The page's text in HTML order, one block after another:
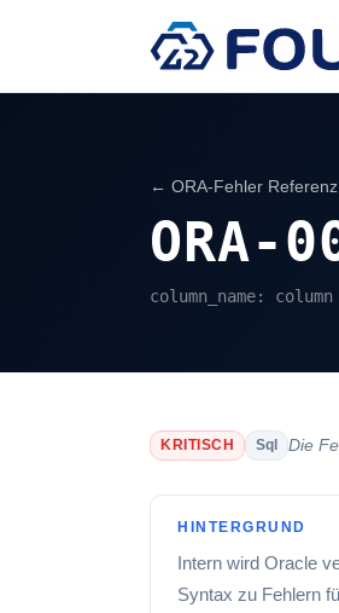
← ORA-Fehler Referenz
ORA-
column_name:
KRITISCH Sql Die
HINTERGRUND
Intern wird Oracle
Syntax zu Fehlern